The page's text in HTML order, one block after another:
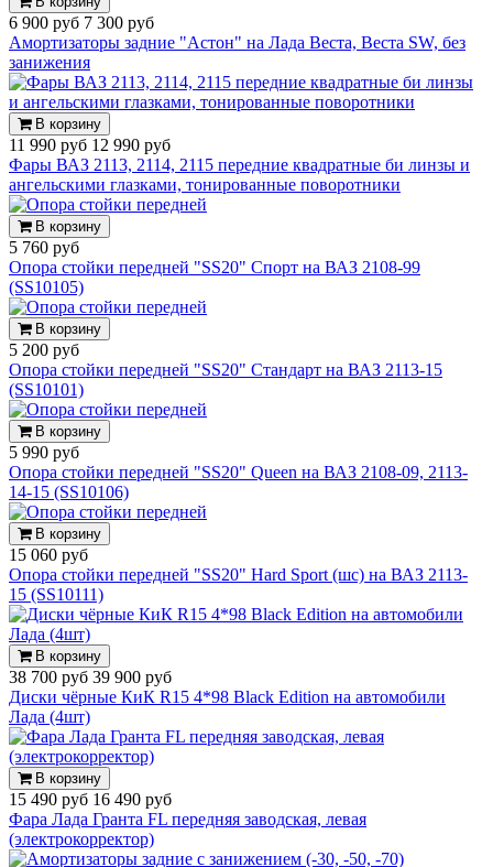
6 900 руб 7 300 руб
Амортизаторы задние "Астон" на Лада Веста, Веста SW, без
занижения
В корзину
11 990 руб 12 990 руб
Фары ВАЗ 2113, 2114, 2115 передние квадратные би линзы и
ангельскими глазками, тонированные поворотники
В корзину
5 760 руб
Опора стойки передней "SS20" Спорт на ВАЗ 2108-99
(SS10105)
В корзину
5 200 руб
Опора стойки передней "SS20" Стандарт на ВАЗ 2113-15
(SS10101)
В корзину
5 990 руб
Опора стойки передней "SS20" Queen на ВАЗ 2108-09, 2113-
14-15 (SS10106)
В корзину
15 060 руб
Опора стойки передней "SS20" Hard Sport (шс) на ВАЗ 2113-
15 (SS10111)
В корзину
38 700 руб 39 900 руб
Диски чёрные КиК R15 4*98 Black Edition на автомобили
Лада (4шт)
В корзину
15 490 руб 16 490 руб
Фара Лада Гранта FL передняя заводская, левая
(электрокорректор)